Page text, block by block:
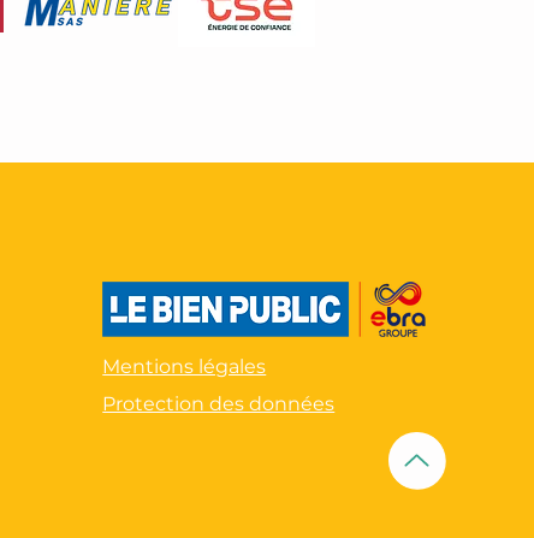
Mentions légales
Protection des données